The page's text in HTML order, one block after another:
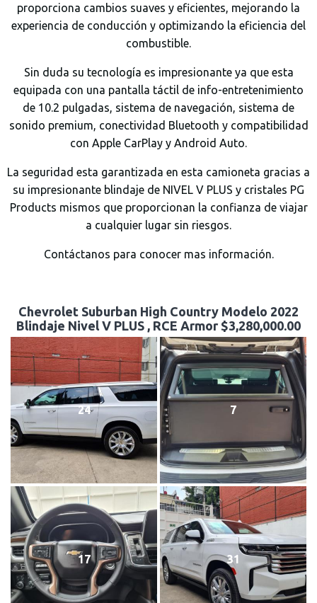
proporciona cambios suaves y eficientes, mejorando la
experiencia de conducción y optimizando la eficiencia del
combustible.
Sin duda su tecnología es impresionante ya que esta
equipada con una pantalla táctil de info-entretenimiento
de 10.2 pulgadas, sistema de navegación, sistema de
sonido premium, conectividad Bluetooth y compatibilidad
con Apple CarPlay y Android Auto.
La seguridad esta garantizada en esta camioneta gracias a
su impresionante blindaje de NIVEL V PLUS y cristales PG
Products mismos que proporcionan la confianza de viajar
a cualquier lugar sin riesgos.
Contáctanos para conocer mas información.
Chevrolet Suburban High Country Modelo 2022
Blindaje Nivel V PLUS , RCE Armor $3,280,000.00
24 7
17 31